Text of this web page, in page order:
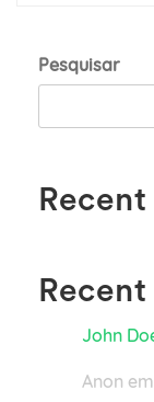
Pesquisar
John
Anon em